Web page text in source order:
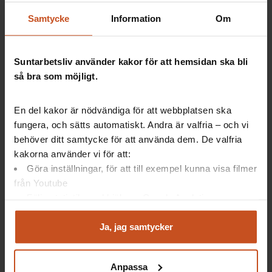
Samtycke Information Om
Suntarbetsliv använder kakor för att hemsidan ska bli
så bra som möjligt.
En del kakor är nödvändiga för att webbplatsen ska
fungera, och sätts automatiskt. Andra är valfria – och vi
behöver ditt samtycke för att använda dem. De valfria
kakorna använder vi för att:
Göra inställningar, för att till exempel kunna visa filmer
från Youtube
Analysera trafik för att kunna visa riktad information
Du kan när som helst återta ditt godkännande genom att
Ja, jag samtycker
Anpassa
Delaktighet viktigt